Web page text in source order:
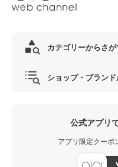
カテゴリーからさが
ショップ・ブラン
公式アプリ
アプリ限定クーポ